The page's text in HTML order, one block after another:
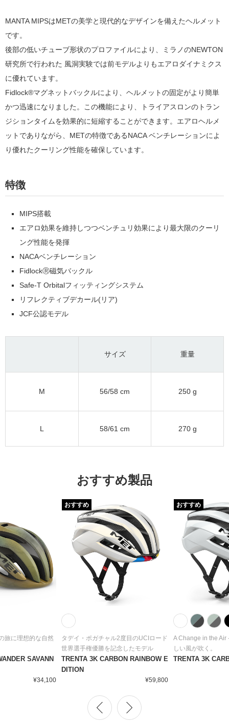
MANTA MIPSはMETの美学と現代的なデザインを備えたヘルメット
です。
後部の低いチューブ形状のプロファイルにより、ミラノのNEWTON
研究所で行われた 風洞実験では前モデルよりもエアロダイナミクス
に優れています。
Fidlock®マグネットバックルにより、ヘルメットの固定がより簡単
かつ迅速になりました。この機能により、トライアスロンのトラン
ジションタイムを効果的に短縮することができます。エアロヘルメ
ットでありながら、METの特徴であるNACA ベンチレーションによ
り優れたクーリング性能を確保しています。
特徴
MIPS搭載
エアロ効果を維持しつつベンチュリ効果により最大限のクーリ
ング性能を発揮
NACAベンチレーション
FidlockⓇ磁気バックル
Safe-T Orbitalフィッティングシステム
リフレクティブデカール(リア)
JCF公認モデル
サイズ 重量
M 56/58 cm 250 g
L 58/61 cm 270 g
おすすめ製品
旅に理想的な自然
SAVANN
¥34,100
タデイ・ポガチャル2度目のUCIロード
世界選手権優勝を記念したモデル
TRENTA 3K CARBON RAINBOW E
DITION
¥59,800
おすすめ
A Change in the Air
しい風が吹く。
TRENTA 3K
おすすめ